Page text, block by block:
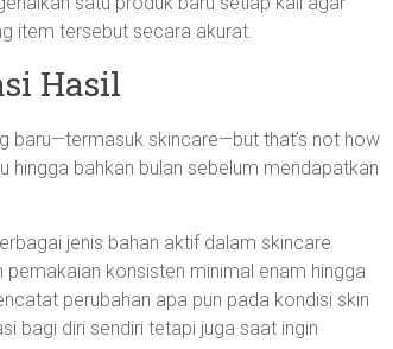
item tersebut secara akurat.
Hasil
baru—termasuk skincare—but that’s not how
hingga bahkan bulan sebelum mendapatkan
jenis bahan aktif dalam skincare
konsisten minimal enam hingga
perubahan apa pun pada kondisi skin
bagi diri sendiri tetapi juga saat ingin